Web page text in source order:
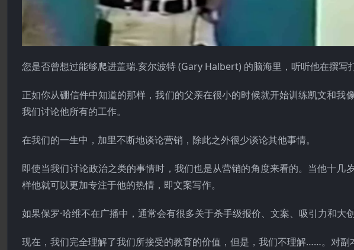
您是否曾想过能够爬进盖瑞.亥尔波特 (Gary Halbert) 的脑海里，听听他在撰写
正如你从硼信件中知道的那样，我们的父亲在很小的时候就开始训练凯文和我
我们讨论他所有的工作。
在我们的一生中，加里不断地谈论营销，除此之外很少谈论其他事情。
即使当我们讨论政治之类的事情时，我们也是从营销的角度来看的。当他十几
样他就可以更加专注于他的热情，即文案写作。
如果保罗·哈维不在广播中，通常会有很多关于杀手级报价、文案、吸引力和大
现在，我们完全理解了我们所接受的教育的价值，但是，我们不理解……。对